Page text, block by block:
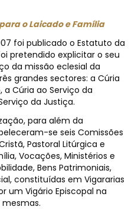
o Laicado e Família
foi publicado o Estatuto da
pretendido explicitar o seu
da missão eclesial da
grandes sectores: a Cúria
a Cúria ao Serviço da
da Justiça.
para além da
se seis Comissões
Pastoral Litúrgica e
Vocações, Ministérios e
Bens Patrimoniais,
constituídas em Vigararias
um Vigário Episcopal na